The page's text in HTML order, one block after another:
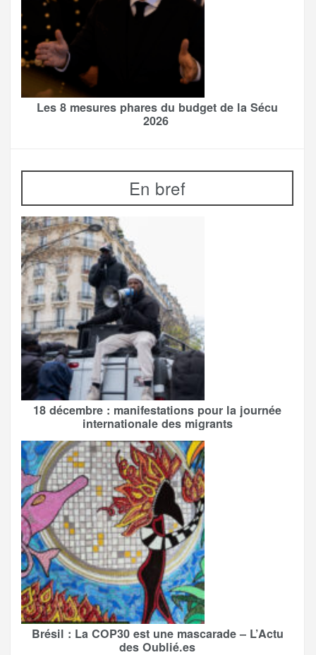
Les 8 mesures phares du budget de la Sécu
2026
En bref
18 décembre : manifestations pour la journée
internationale des migrants
Brésil : La COP30 est une mascarade – L’Actu
des Oublié.es